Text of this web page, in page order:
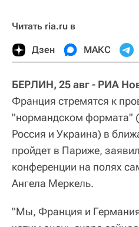
Читать ria.ru в
Дзен МАКС
БЕРЛИН, 25 авг - РИА
Франция стремятся к
"нормандском формата"
Россия и Украина) в
пройдет в Париже,
конференции на полях
Ангела Меркель.
"Мы, Франция и